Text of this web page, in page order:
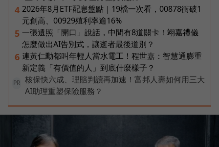
4 2026年8月ETF配息盤點｜19檔一次看，00878衝破1
元創高、00929殖利率逾16%
5 一張遺照「開口」說話，中間有8道關卡！翊嘉禮儀
怎麼做出AI告別式，讓逝者最後道別？
6 連黃仁勳都叫年輕人當水電工！程世嘉：智慧通膨重
新定義「有價值的人」到底什麼樣子？
PR
核保快六成、理賠判讀再加速！富邦人壽如何用三大
AI助理重塑保險服務？